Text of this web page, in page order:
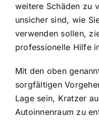
weitere Schäden zu
unsicher sind, wie
verwenden sollen,
professionelle Hilfe
Mit den oben
sorgfältigen
Lage sein, Kratzer
Autoinnenraum zu